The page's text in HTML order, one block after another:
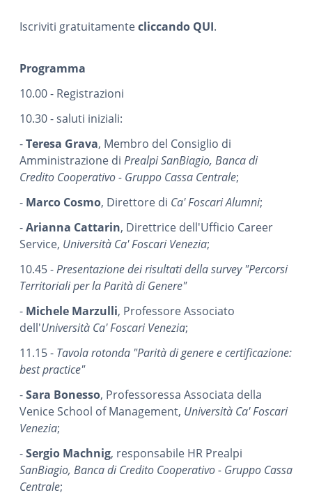
Iscriviti gratuitamentecliccando QUI.
Programma
10.00 - Registrazioni
10.30 - saluti iniziali:
-Teresa Grava, Membro del Consiglio di
Amministrazione di Prealpi SanBiagio, Banca di
Credito Cooperativo - Gruppo Cassa Centrale;
- Marco Cosmo, Direttore di Ca' Foscari Alumni;
-Arianna Cattarin, Direttrice dell'Ufficio Career
Service, Università Ca' Foscari Venezia;
10.45 -Presentazione dei risultati della survey "Percorsi
Territoriali per la Parità di Genere"
- Michele Marzulli, Professore Associato
dell'Università Ca' Foscari Venezia;
11.15 - Tavola rotonda "Parità di genere e certificazione:
best practice"
-Sara Bonesso, Professoressa Associata della
Venice School of Management, Università Ca' Foscari
Venezia;
-Sergio Machnig, responsabile HR Prealpi
SanBiagio, Banca di Credito Cooperativo - Gruppo Cassa
Centrale;